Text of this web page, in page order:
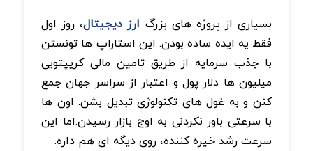
بسیاری از پروژه های بزرگ ارز دیجیتال، روز اول
فقط یه ایده ساده بودن. این استاراپ ها تونستن
با جذب سرمایه از طریق تامین مالی کریپتویی
میلیون ها دلار پول و اعتبار از سراسر جهان جمع
کنن و به غول های تکنولوژی تبدیل بشن. اون ها
با سرعتی باور نکردنی به اوج بازار رسیدن.اما این
سرعت رشد خیره کننده، روی دیگه ای هم داره.